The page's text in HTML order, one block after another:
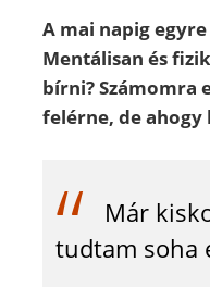
A mai napig
Mentálisan és
bírni? Számomra
felérne, de ahogy
Már
tudtam soha